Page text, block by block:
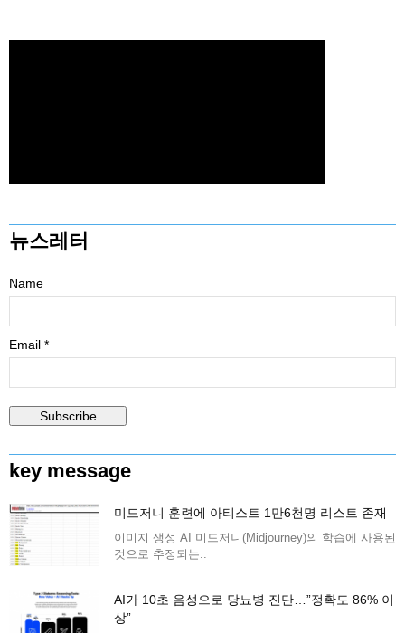
뉴스레터
Name
Email *
key message
미드저니 훈련에 아티스트 1만6천명 리스트 존재
이미지 생성 AI 미드저니(Midjourney)의 학습에 사용된
것으로 추정되는..
AI가 10초 음성으로 당뇨병 진단…”정확도 86% 이
상”